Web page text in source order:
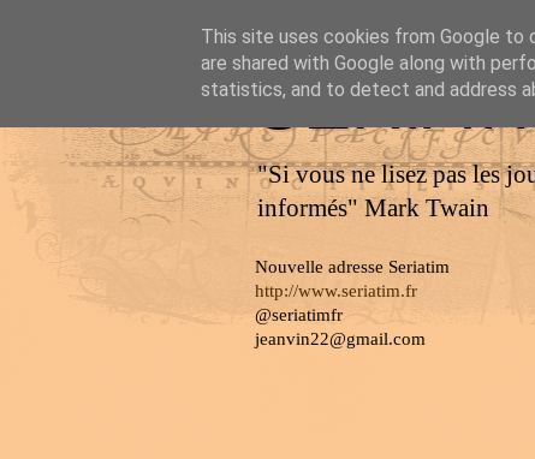
"Si vous ne lisez pas les
informés" Mark Twain
Nouvelle adresse Seriatim
http://www.seriatim.fr
@seriatimfr
jeanvin22@gmail.com
This site uses cookies from Google to
are shared with Google along with
statistics, and to detect and address